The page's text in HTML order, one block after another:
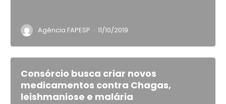
Agência FAPESP · 11/10/2019
Consórcio busca criar novos
medicamentos contra Chagas,
leishmaniose e malária